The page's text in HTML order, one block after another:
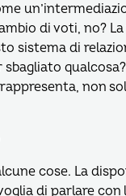
di voti, no?
sistema di
sbagliato
non
cose. La
di parlare con